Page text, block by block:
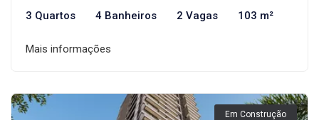
3 Quartos 4 Banheiros 2 Vagas 103 m²
Mais informações
Em Construção